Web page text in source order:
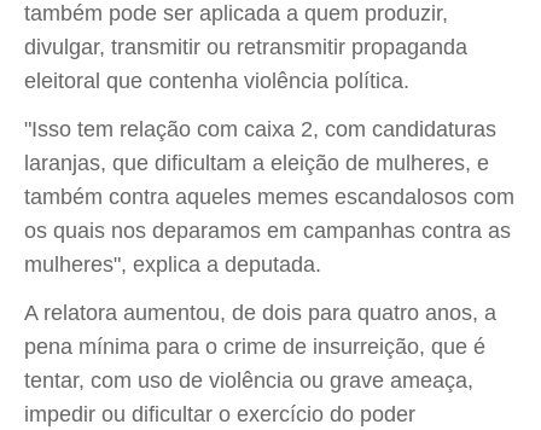
também pode ser aplicada a quem produzir,
divulgar, transmitir ou retransmitir propaganda
eleitoral que contenha violência política.
"Isso tem relação com caixa 2, com candidaturas
laranjas, que dificultam a eleição de mulheres, e
também contra aqueles memes escandalosos com
os quais nos deparamos em campanhas contra as
mulheres", explica a deputada.
A relatora aumentou, de dois para quatro anos, a
pena mínima para o crime de insurreição, que é
tentar, com uso de violência ou grave ameaça,
impedir ou dificultar o exercício do poder